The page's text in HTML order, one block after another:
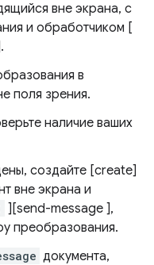
вне экрана, с
и обработчиком [
в
поля зрения.
наличие ваших
создайте [create]
вне экрана и
][send-message ],
преобразования.
документа,